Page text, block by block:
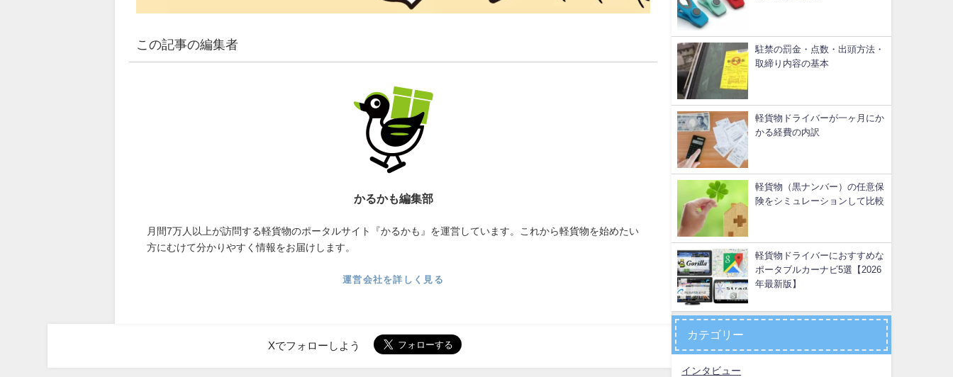
この記事の編集者
かるかも編集部
月間7万人以上が訪問する軽貨物のポータルサイト『かるかも』を運営しています。これから軽貨物を始めたい
方にむけて分かりやすく情報をお届けします。
運営会社を詳しく見る
Xでフォローしよう
駐禁の罰金・点数・出頭方法・
取締り内容の基本
軽貨物ドライバーが一ヶ月にか
かる経費の内訳
軽貨物（黒ナンバー）の任意保
険をシミュレーションして比較
軽貨物ドライバーにおすすめな
ポータブルカーナビ5選【2026
年最新版】
カテゴリー
インタビュー